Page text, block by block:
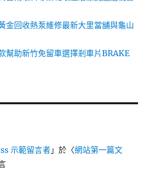
金回收熱泵維修最新大里當舖與龜山
幫助新竹免留車選擇剎車片BRAKE
示範留言者 」於〈網站第一篇文